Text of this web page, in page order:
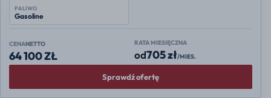
PALIWO
Gasoline
CENANETTO
64 100 ZŁ
RATA MIESIĘCZNA
od705 zł/MIES.
Sprawdź ofertę